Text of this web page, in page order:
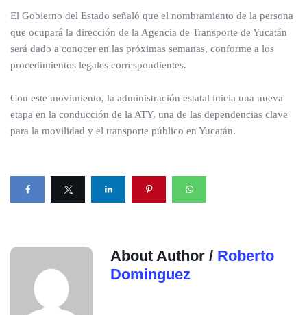
El Gobierno del Estado señaló que el nombramiento de la persona
que ocupará la dirección de la Agencia de Transporte de Yucatán
será dado a conocer en las próximas semanas, conforme a los
procedimientos legales correspondientes.
Con este movimiento, la administración estatal inicia una nueva
etapa en la conducción de la ATY, una de las dependencias clave
para la movilidad y el transporte público en Yucatán.
About Author / Roberto
Dominguez